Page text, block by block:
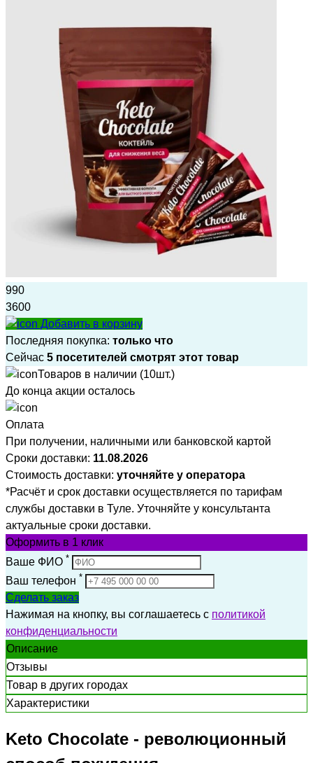
990
3600
Добавить в корзину
Последняя покупка: только что
Сейчас 5 посетителей смотрят этот товар
Товаров в наличии (10шт.)
До конца акции осталось
Оплата
При получении, наличными или банковской картой
Сроки доставки: 11.08.2026
Стоимость доставки: уточняйте у оператора
*Расчёт и срок доставки осуществляется по тарифам
службы доставки в Туле. Уточняйте у консультанта
актуальные сроки доставки.
Оформить в 1 клик
Ваше ФИО *
Ваш телефон *
Сделать заказ
Нажимая на кнопку, вы соглашаетесь с политикой
конфиденциальности
Описание
Отзывы
Товар в других городах
Характеристики
Keto Сhocolate - революционный